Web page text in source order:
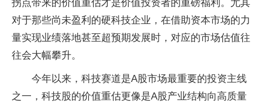
拐点带来的价值重估才是价值投资者的重磅福利。尤其
对于那些尚未盈利的硬科技企业，在借助资本市场的力
量实现业绩落地甚至超预期发展时，对应的市场估值往
往会大幅攀升。
今年以来，科技赛道是A股市场最重要的投资主线
之一，科技股的价值重估更像是A股产业结构向高质量